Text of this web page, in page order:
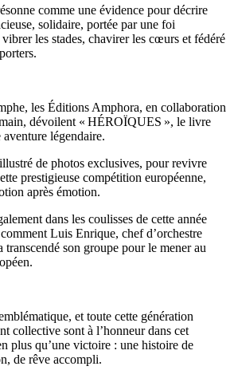
comme une évidence pour décrire
solidaire, portée par une foi
les stades, chavirer les cœurs et fédéré
les Éditions Amphora, en collaboration
dévoilent « HÉROÏQUES », le livre
légendaire.
de photos exclusives, pour revivre
prestigieuse compétition européenne,
après émotion.
dans les coulisses de cette année
Luis Enrique, chef d’orchestre
transcendé son groupe pour le mener au
et toute cette génération
collective sont à l’honneur dans cet
plus qu’une victoire : une histoire de
de rêve accompli.